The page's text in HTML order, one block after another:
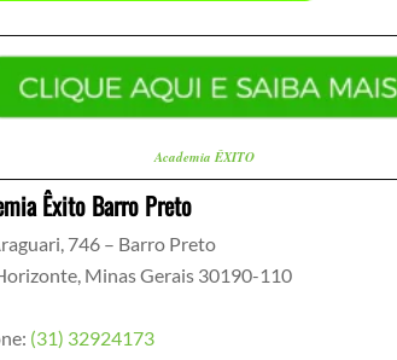
Academia ÊXITO
Êxito Barro Preto
746 – Barro Preto
, Minas Gerais 30190-110
(31) 32924173